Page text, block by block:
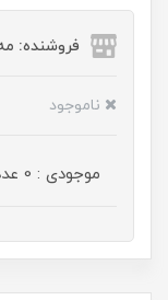
فروشنده:
ناموجود
موجودی : 0 عدد